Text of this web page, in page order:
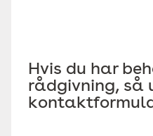
Hvis du har
rådgivning, så